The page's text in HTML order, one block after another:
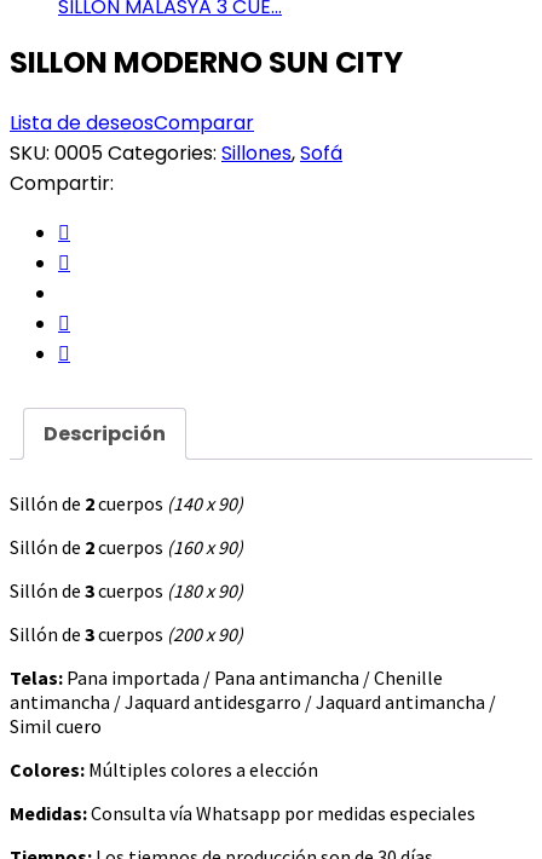
SILLON MALASYA 3 CUE...
SILLON MODERNO SUN CITY
Lista de deseosComparar
SKU: 0005Categories: Sillones,Sofá
Compartir:
Descripción
Sillón de 2cuerpos (140 x 90)
Sillón de 2cuerpos (160 x 90)
Sillón de 3cuerpos (180 x 90)
Sillón de 3cuerpos (200 x 90)
Telas: Pana importada / Pana antimancha / Chenille
antimancha / Jaquard antidesgarro / Jaquard antimancha /
Simil cuero
Colores: Múltiples colores a elección
Medidas:Consulta vía Whatsapp por medidas especiales